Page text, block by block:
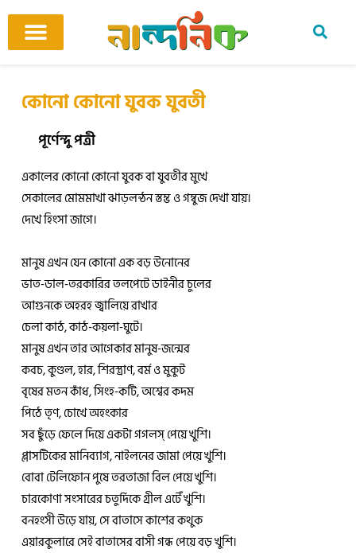
content
কোনো কোনো যুবক যুবতী
পূর্ণেন্দু পত্রী
একালের কোনো কোনো যুবক বা যুবতীর মুখে
সেকালের মোমমাখা ঝাড়লন্ঠন স্তম্ভ ও গম্বুজ দেখা যায়।
দেখে হিংসা জাগে।
মানুষ এখন যেন কোনো এক বড় উনোনের
ভাত-ডাল-তরকারির তলপেটে ডাইনীর চুলের
আগুনকে অহরহ জ্বালিয়ে রাখার
চেলা কাঠ, কাঠ-কয়লা-ঘুটে।
মানুষ এখন তার আগেকার মানুষ-জন্মের
কবচ, কুণ্ডল, হার, শিরস্ত্রাণ, বর্ম ও মুকুট
বৃষের মতন কাঁধ, সিংহ-কটি, অশ্বের কদম
পিঠে তৃণ, চোখে অহংকার
সব ছুঁড়ে ফেলে দিয়ে একটা গগলস্ পেয়ে খুশি।
প্লাসটিকের মানিব্যাগ, নাইলনের জামা পেয়ে খুশি।
বোবা টেলিফোন পুষে তরতাজা বিল পেয়ে খুশি।
চারকোণা সংসারের চতুর্দিকে গ্রীল এটেঁ খুশি।
বনহংসী উড়ে যায়, সে বাতাসে কাশের কথুক
এয়ারকুলারে সেই বাতাসের বাসী গন্ধ পেয়ে বড় খুশি।